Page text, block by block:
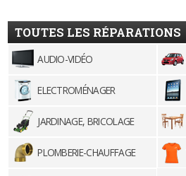
TOUTES LES RÉPARATIONS
AUDIO-VIDÉO
ELECTROMÉNAGER
JARDINAGE, BRICOLAGE
PLOMBERIE-CHAUFFAGE